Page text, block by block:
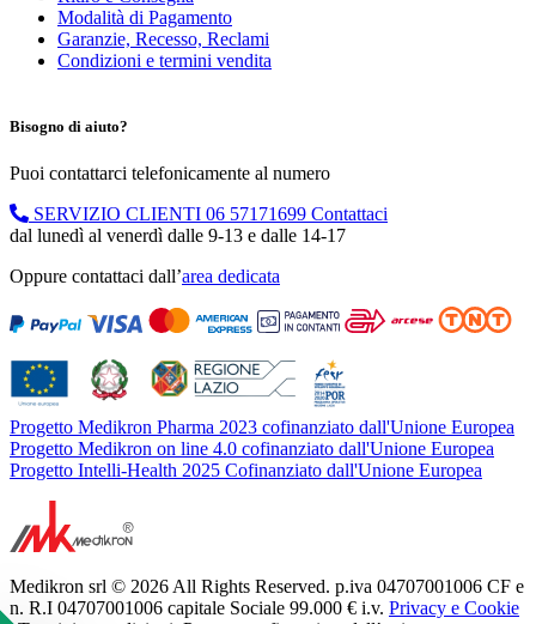
Modalità di Pagamento
Garanzie, Recesso, Reclami
Condizioni e termini vendita
Bisogno di aiuto?
Puoi contattarci telefonicamente al numero
SERVIZIO CLIENTI 06 57171699 Contattaci
dal lunedì al venerdì dalle 9-13 e dalle 14-17
Oppure contattaci dall’area dedicata
Progetto Medikron Pharma 2023 cofinanziato dall'Unione Europea
Progetto Medikron on line 4.0 cofinanziato dall'Unione Europea
Progetto Intelli-Health 2025 Cofinanziato dall'Unione Europea
Medikron srl © 2026 All Rights Reserved. p.iva 04707001006 CF e
n. R.I 04707001006 capitale Sociale 99.000 € i.v. Privacy e Cookie